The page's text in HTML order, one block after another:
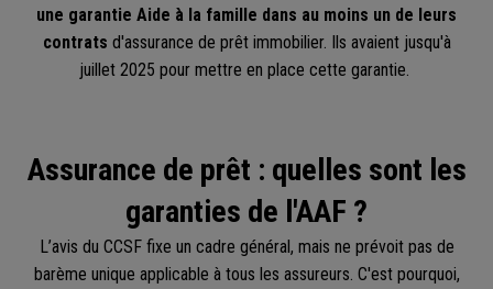
une garantie Aide à la famille dans au moins un de leurs
contrats d'assurance de prêt immobilier. Ils avaient jusqu'à
juillet 2025 pour mettre en place cette garantie.
Assurance de prêt : quelles sont les
garanties de l'AAF ?
L’avis du CCSF fixe un cadre général, mais ne prévoit pas de
barème unique applicable à tous les assureurs. C'est pourquoi,